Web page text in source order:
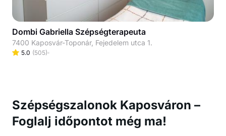
Dombi Gabriella Szépségterapeuta
7400 Kaposvár-Toponár, Fejedelem utca 1.
5.0 (505)
Szépségszalonok Kaposváron –
Foglalj időpontot még ma!